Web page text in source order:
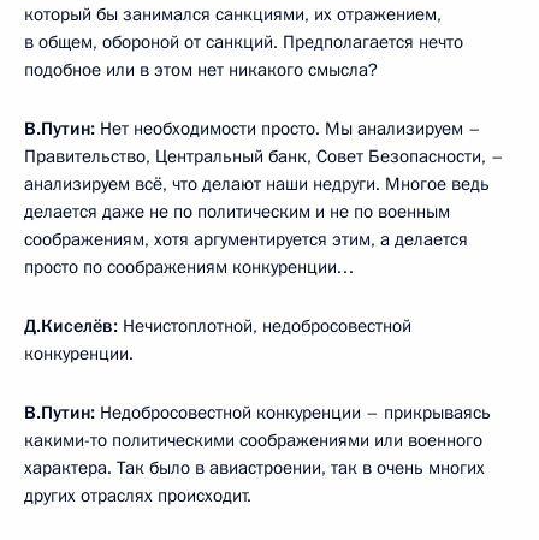
который бы занимался санкциями, их отражением,
в общем, обороной от санкций. Предполагается нечто
подобное или в этом нет никакого смысла?
В.Путин: Нет необходимости просто. Мы анализируем –
Правительство, Центральный банк, Совет Безопасности, –
анализируем всё, что делают наши недруги. Многое ведь
делается даже не по политическим и не по военным
соображениям, хотя аргументируется этим, а делается
просто по соображениям конкуренции…
Д.Киселёв: Нечистоплотной, недобросовестной
конкуренции.
В.Путин: Недобросовестной конкуренции – прикрываясь
какими-то политическими соображениями или военного
характера. Так было в авиастроении, так в очень многих
других отраслях происходит.